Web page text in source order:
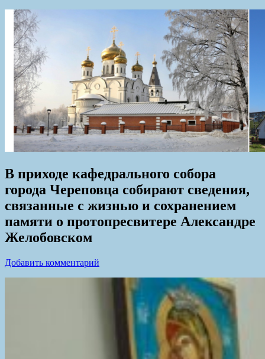
В приходе кафедрального собора
города Череповца собирают сведения,
связанные с жизнью и сохранением
памяти о протопресвитере Александре
Желобовском
Добавить комментарий